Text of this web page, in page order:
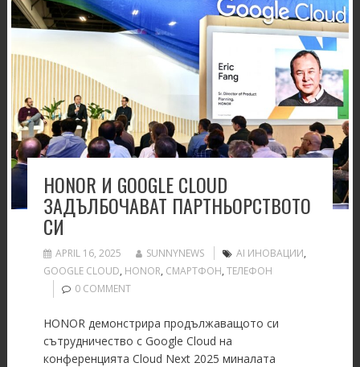
HONOR И GOOGLE CLOUD
ЗАДЪЛБОЧАВАТ ПАРТНЬОРСТВОТО
СИ
APRIL 16, 2025 SUNNYNEWS AI ИНОВАЦИИ,
GOOGLE CLOUD, HONOR, СМАРТФОН, ТЕЛЕФОН
0 COMMENT
HONOR демонстрира продължаващото си
сътрудничество с Google Cloud на
конференцията Cloud Next 2025 миналата